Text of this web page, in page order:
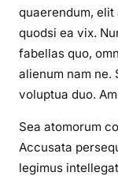
quaerendum, elit
quodsi ea vix.
fabellas quo,
alienum nam ne.
voluptua duo.
Sea atomorum
Accusata
legimus